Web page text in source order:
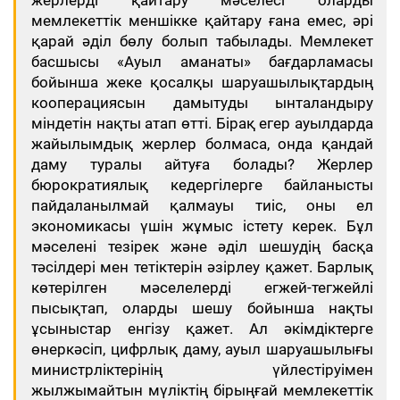
мемлекеттік меншікке қайтару ғана емес, әрі
қарай әділ бөлу болып табылады. Мемлекет
басшысы «Ауыл аманаты» бағдарламасы
бойынша жеке қосалқы шаруашылықтардың
кооперациясын дамытуды ынталандыру
міндетін нақты атап өтті. Бірақ егер ауылдарда
жайылымдық жерлер болмаса, онда қандай
даму туралы айтуға болады? Жерлер
бюрократиялық кедергілерге байланысты
пайдаланылмай қалмауы тиіс, оны ел
экономикасы үшін жұмыс істету керек. Бұл
мәселені тезірек және әділ шешудің басқа
тәсілдері мен тетіктерін әзірлеу қажет. Барлық
көтерілген мәселелерді егжей-тегжейлі
пысықтап, оларды шешу бойынша нақты
ұсыныстар енгізу қажет. Ал әкімдіктерге
өнеркәсіп, цифрлық даму, ауыл шаруашылығы
министрліктерінің үйлестіруімен
жылжымайтын мүліктің бірыңғай мемлекеттік